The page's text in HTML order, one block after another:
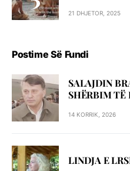
21 DHJETOR, 2025
Postime Së Fundi
SALAJDIN
SHЁRBIM TЁ
14 KORRIK, 2026
LINDJA E